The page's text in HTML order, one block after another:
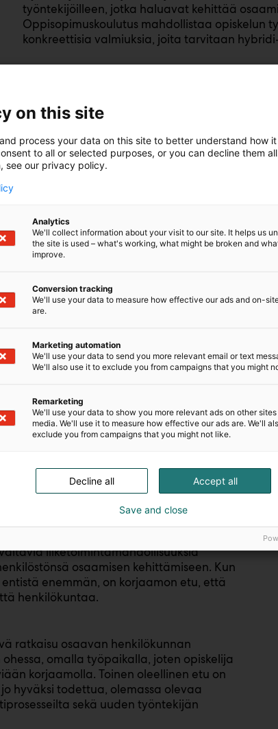
työntekijöilleen, jotka haluavat kehittää
Oppisopimuskoulutus mahdollistaa opiskelun
konkreettisia valmiuksia, joita tarvitaan
Oppisopimuskoulutuksessa jokaiselle
koostuu usein kahdesta erillisestä
keskittyä juuri niihin osa-alueisiin, jotka ovat
lisäksi koulutukseen kuuluu runsaasti
Joustava järjestely varmistaa, että
omassa työympäristössään. Mikäli
kaikkia näyttötöitä, järjestetään erillisiä
vaan se tarjoaa myös arvokasta tukea
useimmiten koulutukseen osallistuville
työkalut ja suojavälineet, jotka ovat
huollossa.
korjaamon laitehankintojen
Tämä tekee
joka huomioi niin yksittäisen
ilman lisärekrytointeja
liiketoimintamahdollisuuksia
osaamisen kehittämiseen. Kun
enemmän, on korjaamon etu, että
henkilökuntaa.
ratkaisu osaavan henkilökunnan
omalla työpaikalla, joten opiskelija
korjaamolla. Toinen oleellinen etu on
hyväksi todettua, olemassa olevaa
sekä uuden työntekijän
on this site
process your data on this site to better understand how it
to all or selected purposes, or you can decline them
see our privacy policy.
Analytics
We'll collect information about your visit to our site. It helps us
the site is used – what's working, what might be broken and
improve.
Conversion tracking
We'll use your data to measure how effective our ads and on-
are.
Marketing automation
We'll use your data to send you more relevant email or text
We'll also use it to exclude you from campaigns that you might
Remarketing
We'll use your data to show you more relevant ads on other
media. We'll use it to measure how effective our ads are. We'll
exclude you from campaigns that you might not like.
Accept all
Decline all
Save and close